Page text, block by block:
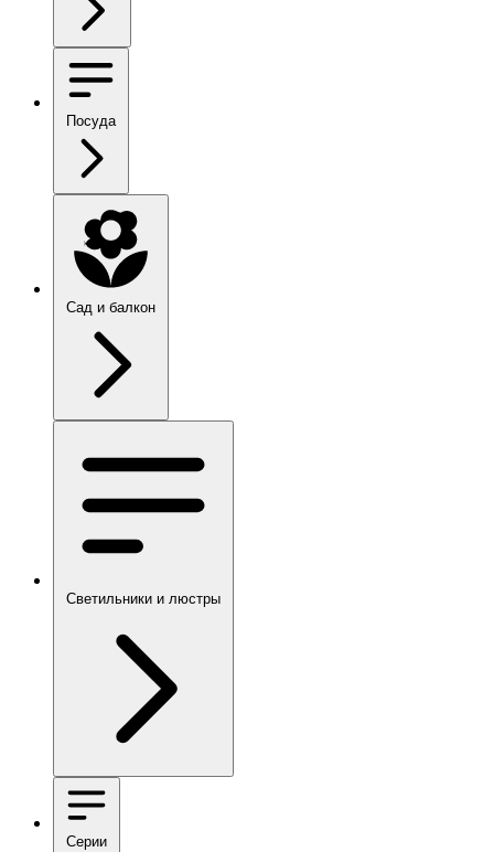
Посуда
Сад и балкон
Светильники и люстры
Серии